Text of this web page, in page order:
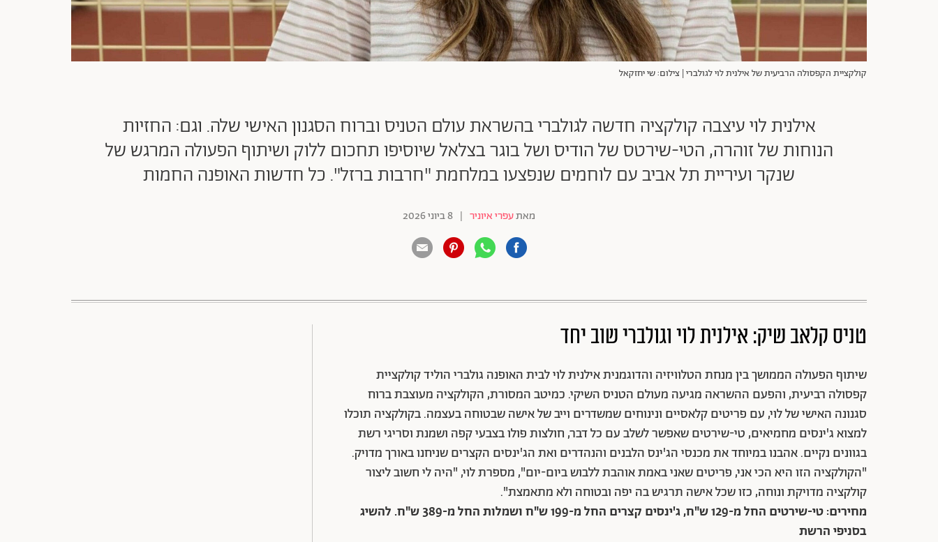
קולקציית הקפסולה הרביעית של אילנית לוי לגולברי | צילום: שי יחזקאל
אילנית לוי עיצבה קולקציה חדשה לגולברי בהשראת עולם הטניס וברוח הסגנון האישי שלה. וגם: החזיות
הנוחות של זוהרה, הטי-שירטס של הודיס ושל בוגר בצלאל שיוסיפו תחכום ללוק ושיתוף הפעולה המרגש של
שנקר ועיריית תל אביב עם לוחמים שנפצעו במלחמת "חרבות ברזל". כל חדשות האופנה החמות
מאתעפרי איוניר | 8 ביוני 2026
טניס קלאב שיק: אילנית לוי וגולברי שוב יחד
שיתוף הפעולה הממושך בין מנחת הטלוויזיה והדוגמנית אילנית לוי לבית האופנה גולברי הוליד קולקציית
קפסולה רביעית, והפעם ההשראה מגיעה מעולם הטניס השיקי. כמיטב המסורת, הקולקציה מעוצבת ברוח
סגנונה האישי של לוי, עם פריטים קלאסיים ונינוחים שמשדרים וייב של אישה שבטוחה בעצמה. בקולקציה תוכלו
למצוא ג'ינסים מחמיאים, טי-שירטים שאפשר לשלב עם כל דבר, חולצות פולו בצבעי קפה ושמנת וסריגי רשת
בגוונים נקיים. אהבנו במיוחד את מכנסי הג'ינס הלבנים והנהדרים ואת הג'ינסים הקצרים שניחנו באורך מדויק.
"הקולקציה הזו היא הכי אני, פריטים שאני באמת אוהבת ללבוש ביום-יום", מספרת לוי, "היה לי חשוב ליצור
קולקציה מדויקת ונוחה, כזו שכל אישה תרגיש בה יפה ובטוחה ולא מתאמצת".
מחירים: טי-שירטים החל מ-129 ש"ח, ג'ינסים קצרים החל מ-199 ש"ח ושמלות החל מ-389 ש"ח. להשיג
בסניפי הרשת